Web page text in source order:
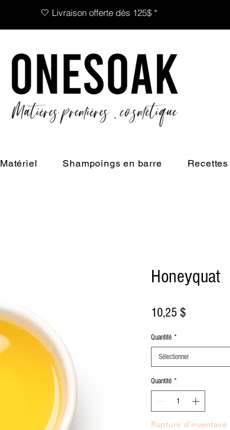
🤍 Livraison offerte dès 125$ *
Matériel Shampoings en barre Recettes
Honeyquat
10,25 $Prix
Quantité *
Sélectionner
Quantité *
Rupture d'inventaire